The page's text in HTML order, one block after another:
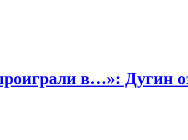
в…»: Дугин